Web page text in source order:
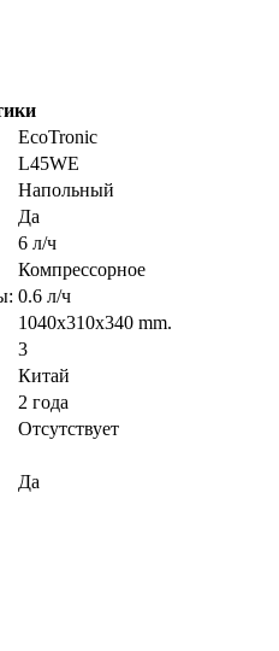
EcoTronic
L45WE
Напольный
Да
6 л/ч
Компрессорное
0.6 л/ч
1040x310x340 mm.
3
Китай
2 года
Отсутствует
Да